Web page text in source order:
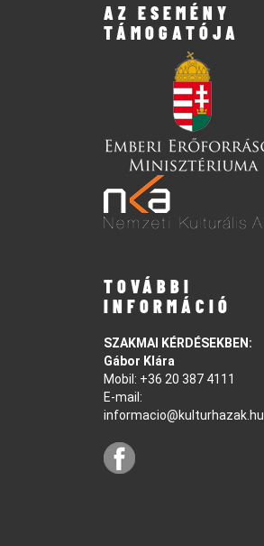
AZ ESEMÉNY
TÁMOGATÓJA
TOVÁBBI
INFORMÁCIÓ
SZAKMAI KÉRDÉSEKBEN:
Gábor Klára
Mobil: +36 20 387 4111
E-mail:
informacio@kulturhazak.hu